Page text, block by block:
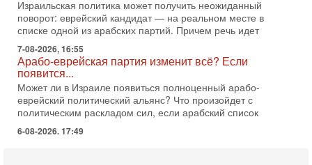
Может ли в Израиле появиться полноценный арабо-
еврейский политический альянс? Что произойдет с
политическим раскладом сил, если арабский список
6-08-2026, 17:49
Оснащен ли израильский «Дракон» ядерным
оружием?
Израиль получил от Германии новейшую подводную лодку
АХИ «Дракон» (Drakon), которая уже стала самой дорогой
субмариной в истории ЦАХАЛ. Но почему её